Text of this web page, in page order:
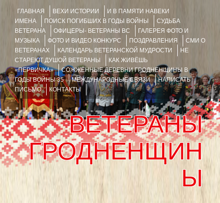
ГЛАВНАЯ ВЕХИ ИСТОРИИ
И В ПАМЯТИ НАВЕКИ
ИМЕНА
ПОИСК ПОГИБШИХ В ГОДЫ ВОЙНЫ
СУДЬБА
ВЕТЕРАНА
ОФИЦЕРЫ- ВЕТЕРАНЫ ВС
ГАЛЕРЕЯ ФОТО И
МУЗЫКА
ФОТО И ВИДЕО КОНКУРС ПОЗДРАВЛЕНИЯ
СМИ О
ВЕТЕРАНАХ
КАЛЕНДАРЬ ВЕТЕРАНСКОЙ МУДРОСТИ
НЕ
СТАРЕЮТ ДУШОЙ ВЕТЕРАНЫ
КАК ЖИВЁШЬ
«ПЕРВИЧКА»
СОЖЖЁННЫЕ ДЕРЕВНИ ГРОДНЕНЩИНЫ В
ГОДЫ ВОЙНЫ 35
МЕЖДУНАРОДНЫЕ СВЯЗИ
НАПИСАТЬ
ПИСЬМО
КОНТАКТЫ
ВЕТЕРАНЫ
ГРОДНЕНЩИН
Ы